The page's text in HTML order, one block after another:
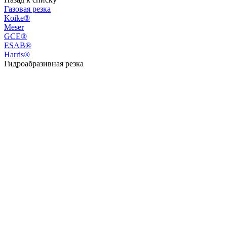
Газовая резка
Koike®
Meser
GCE®
ESAB®
Harris®
Гидроабразивная резка